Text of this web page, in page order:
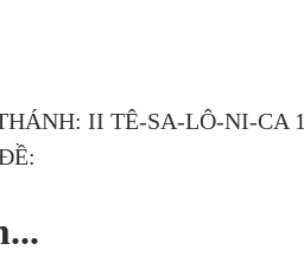
II TÊ-SA-LÔ-NI-CA 1